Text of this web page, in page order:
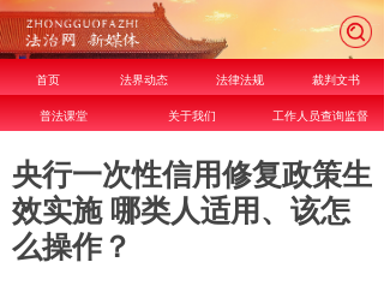
央行一次性信用修复政策生
效实施 哪类人适用、该怎
么操作？
首页 法界动态 法律法规 裁判文书
普法课堂 关于我们 工作人员查询监督